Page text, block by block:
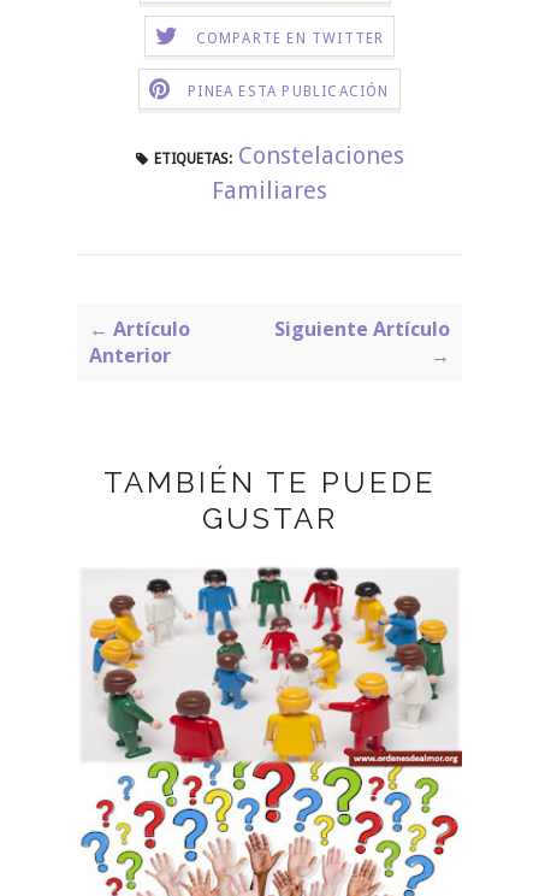
COMPARTE EN TWITTER
PINEA ESTA PUBLICACIÓN
ETIQUETAS: Constelaciones
Familiares
← Artículo
Anterior
Siguiente Artículo
→
TAMBIÉN TE PUEDE
GUSTAR